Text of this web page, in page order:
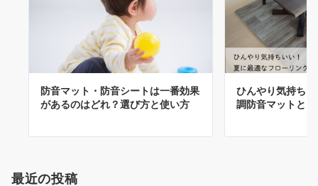
防音マット・防音シートは一番効果
があるのはどれ？選び方と使い方
ひんやり気持ち
調防音マットとは
最近の投稿